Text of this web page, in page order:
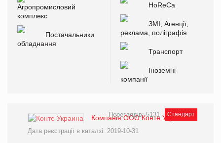
Агропромисловий
комплекс
Постачальники
обладнання
HoReCa
ЗМІ, Агенції,
реклама, поліграфія
Транспорт
Іноземні
компанії
Переглядів: 5131 Стандарт
Компанія ООО Конте Украина
Дата реєстрації в каталзі: 2019-10-31